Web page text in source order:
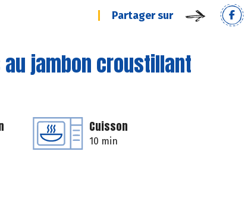
Partager sur
jambon croustillant
Cuisson
10 min